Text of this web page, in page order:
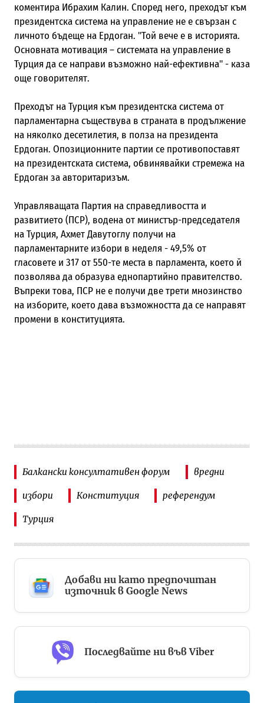
коментира Ибрахим Калин. Според него, преходът към
президентска система на управление не е свързан с
личното бъдеще на Ердоган. "Той вече е в историята.
Основната мотивация – системата на управление в
Турция да се направи възможно най-ефективна" - каза
още говорителят.
Преходът на Турция към президентска система от
парламентарна съществува в страната в продължение
на няколко десетилетия, в полза на президента
Ердоган. Опозиционните партии се противопоставят
на президентската система, обвинявайки стремежа на
Ердоган за авторитаризъм.
Управляващата Партия на справедливостта и
развитието (ПСР), водена от министър-председателя
на Турция, Ахмет Давутоглу получи на
парламентарните избори в неделя - 49,5% от
гласовете и 317 от 550-те места в парламента, което й
позволява да образува еднопартийно правителство.
Въпреки това, ПСР не е получи две трети мнозинство
на изборите, което дава възможността да се направят
промени в конституцията.
Балкански консултативен форум вредни
избори Конституция референдум
Турция
Добави ни като предпочитан
източник в Google News
Последвайте ни във Viber